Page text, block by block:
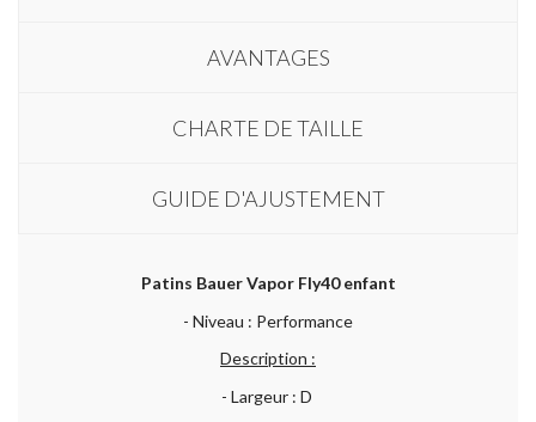
AVANTAGES
CHARTE DE TAILLE
GUIDE D'AJUSTEMENT
Patins Bauer Vapor Fly40 enfant
- Niveau : Performance
Description :
- Largeur : D